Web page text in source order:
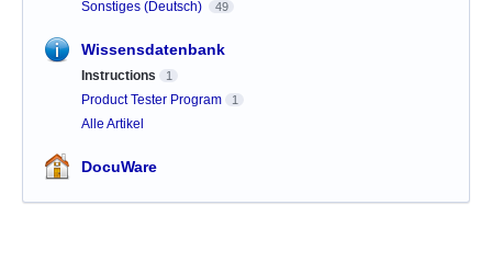
Sonstiges (Deutsch) 49
Wissensdatenbank
Instructions 1
Product Tester Program 1
Alle Artikel
DocuWare